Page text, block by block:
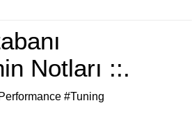
Notları ::.
#Tuning